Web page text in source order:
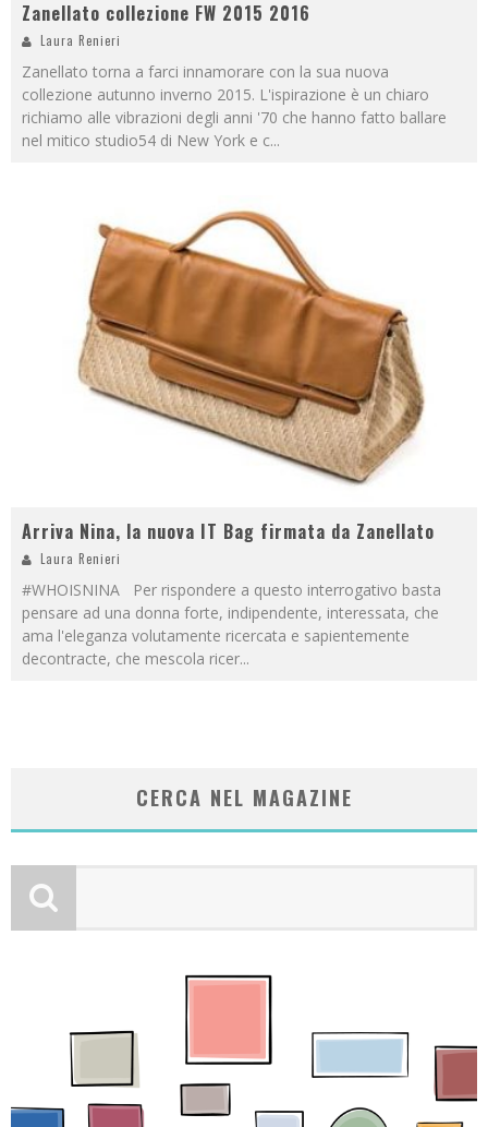
Zanellato collezione FW 2015 2016
Laura Renieri
Zanellato torna a farci innamorare con la sua nuova
collezione autunno inverno 2015. L'ispirazione è un chiaro
richiamo alle vibrazioni degli anni '70 che hanno fatto ballare
nel mitico studio54 di New York e c...
Arriva Nina, la nuova IT Bag firmata da Zanellato
Laura Renieri
#WHOISNINA Per rispondere a questo interrogativo basta
pensare ad una donna forte, indipendente, interessata, che
ama l'eleganza volutamente ricercata e sapientemente
decontracte, che mescola ricer...
CERCA NEL MAGAZINE